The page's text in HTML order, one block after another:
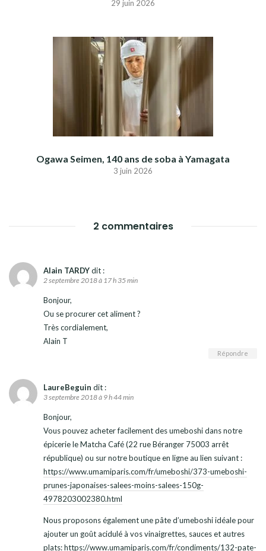
29 juin 2026
Ogawa Seimen, 140 ans de soba à Yamagata
3 juin 2026
2 commentaires
Alain TARDYdit :
2 septembre 2018 à 17 h 35 min
Bonjour,
Ou se procurer cet aliment ?
Très cordialement,
Alain T
Répondre
LaureBeguin dit :
3 septembre 2018 à 9 h 44 min
Bonjour,
Vous pouvez acheter facilement des umeboshi dans notre
épicerie le Matcha Café (22 rue Béranger 75003 arrêt
république) ou sur notre boutique en ligne au lien suivant :
https://www.umamiparis.com/fr/umeboshi/373-umeboshi-
prunes-japonaises-salees-moins-salees-150g-
4978203002380.html
Nous proposons également une pâte d’umeboshi idéale pour
ajouter un goût acidulé à vos vinaigrettes, sauces et autres
plats:https://www.umamiparis.com/fr/condiments/132-pate-